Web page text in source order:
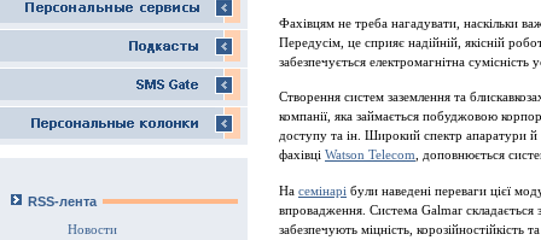
RSS-лента
Новости
Фахівцям не треба нагадувати, наскільки
Передусім, це сприяє надійній, якісній
забезпечується електромагнітна
Створення систем заземлення та
компанії, яка займається побуджовою
доступу та ін. Широкий спектр апаратури й
фахівці Watson Telecom, доповнюється
На семінарі були наведені переваги цієї
впровадження. Система Galmar складається
забезпечують міцність, корозійностійкість